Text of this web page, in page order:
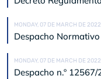
MONDAY, 07 DE MARCH DE 2022
Despacho
MONDAY, 07 DE MARCH DE 2022
Despacho n.º